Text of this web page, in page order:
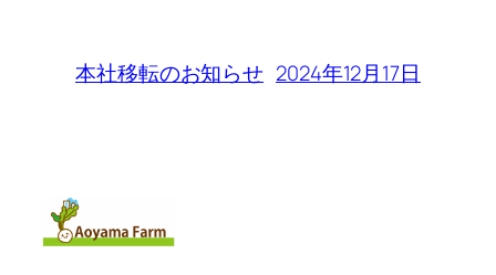
本社移転のお知らせ 2024年12月17日